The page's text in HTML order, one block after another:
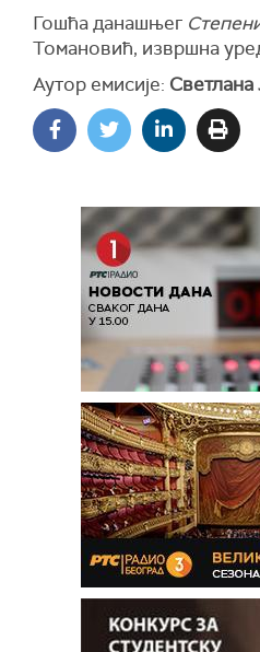
Гошћа данашњег
Томановић, извршна
Аутор емисије: Светлана